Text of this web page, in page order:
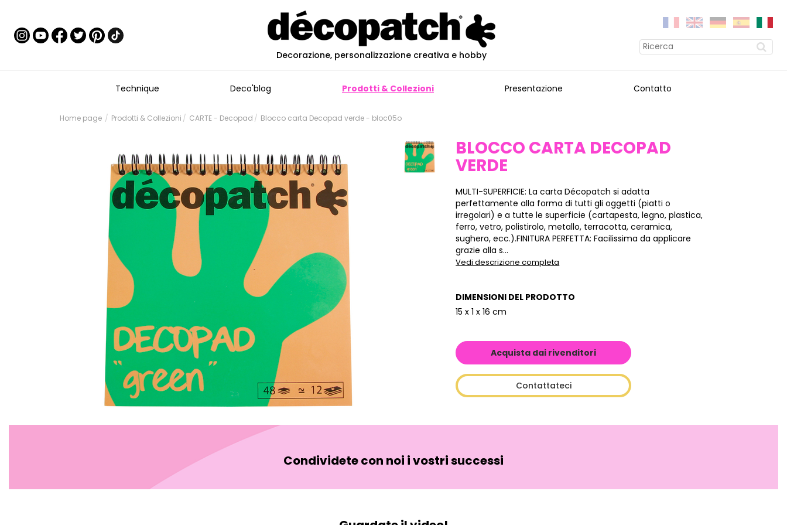
Decorazione, personalizzazione creativa e hobby
Technique Deco'blog Prodotti & Collezioni Presentazione Contatto
Home page Prodotti & Collezioni CARTE - Decopad Blocco carta Decopad verde - bloc05o
BLOCCO CARTA DECOPAD
VERDE
MULTI-SUPERFICIE: La carta Décopatch si adatta
perfettamente alla forma di tutti gli oggetti (piatti o
irregolari) e a tutte le superficie (cartapesta, legno, plastica,
ferro, vetro, polistirolo, metallo, terracotta, ceramica,
sughero, ecc.).FINITURA PERFETTA: Facilissima da applicare
grazie alla s...
Vedi descrizione completa
DIMENSIONI DEL PRODOTTO
15 x 1 x 16 cm
Acquista dai rivenditori
Contattateci
Condividete con noi i vostri successi